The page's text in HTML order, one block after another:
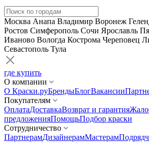
Москва Анапа Владимир Воронеж
Ростов Симферополь Сочи Ярославль
Иваново Вологда Кострома Череповец
Севастополь Тула
где купить
О компании
О Краски.руБрендыБлогВакансии
Покупателям
ОплатаДоставкаВозврат и гарантия
предложенияПомощьПодбор краски
Сотрудничество
ПартнерамДизайнерамМастерам